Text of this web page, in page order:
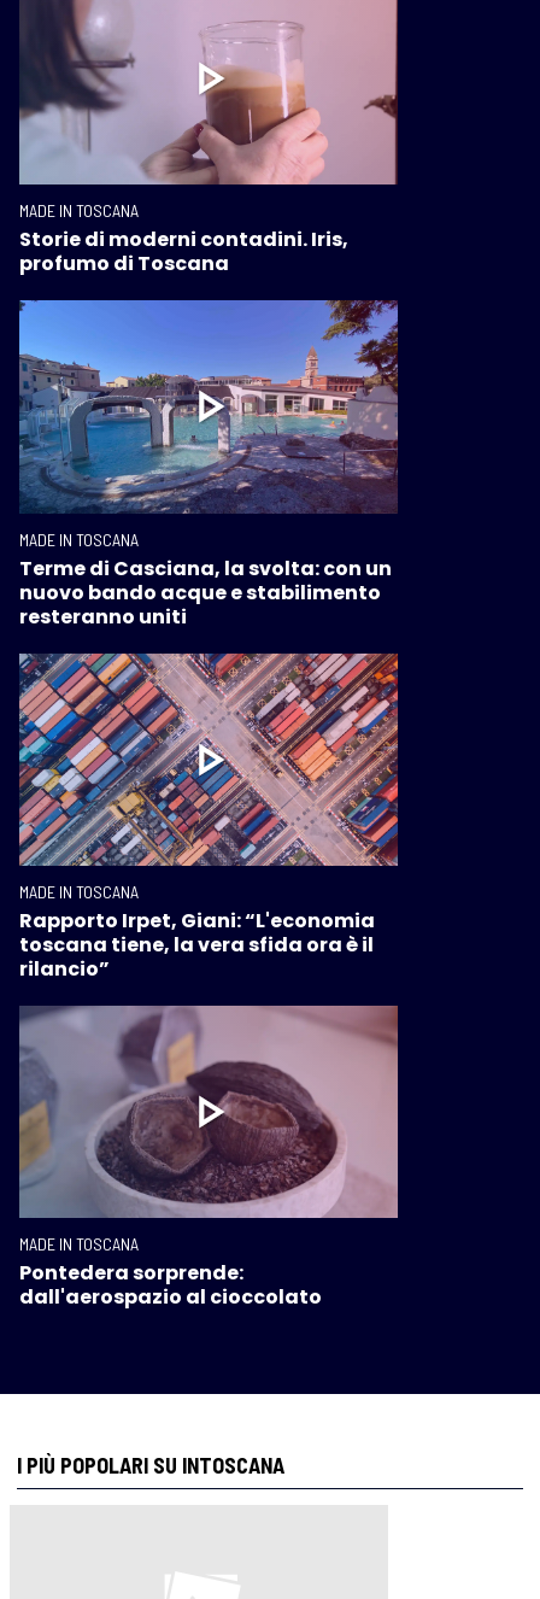
MADE IN TOSCANA
Storie di moderni contadini. Iris,
profumo di Toscana
MADE IN TOSCANA
Terme di Casciana, la svolta: con un
nuovo bando acque e stabilimento
resteranno uniti
MADE IN TOSCANA
Rapporto Irpet, Giani: “L'economia
toscana tiene, la vera sfida ora è il
rilancio”
MADE IN TOSCANA
Pontedera sorprende:
dall'aerospazio al cioccolato
I PIÙ POPOLARI SU INTOSCANA